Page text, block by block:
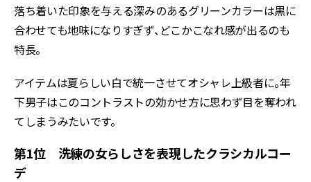
落ち着いた印象を与える深みのあるグリーンカラーは黒に
合わせても地味になりすぎず、どこかこなれ感が出るのも
特長。
アイテムは夏らしい白で統一させてオシャレ上級者に。年
下男子はこのコントラストの効かせ方に思わず目を奪われ
てしまうみたいです。
第1位 洗練の女らしさを表現したクラシカルコー
デ